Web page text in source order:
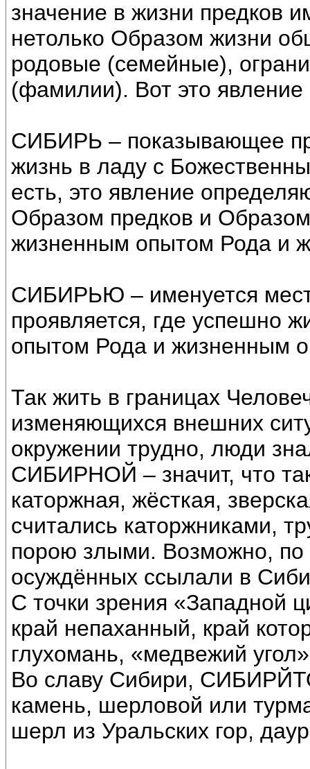
значение в жизни предков
нетолько Образом жизни
родовые (семейные),
(фамилии). Вот это
СИБИРЬ – показывающее
жизнь в ладу с
есть, это явление
Образом предков и
жизненным опытом Рода и
СИБИРЬЮ – именуется
проявляется, где успешно
опытом Рода и жизненным
Так жить в границах
изменяющихся внешних
окружении трудно, люди
СИБИРНОЙ – значит, что
каторжная, жёсткая,
считались каторжниками,
порою злыми. Возможно, по
осуждённых ссылали в
С точки зрения «Западной
край непаханный, край
глухомань, «медвежий
Во славу Сибири,
камень, шерловой или
шерл из Уральских гор,